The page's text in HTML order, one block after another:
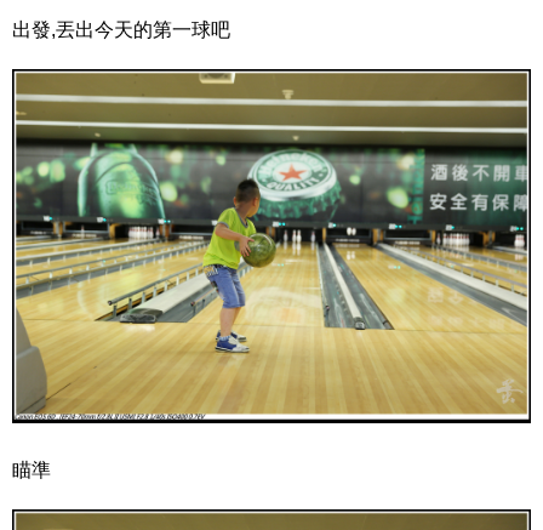
出發,丟出今天的第一球吧
瞄準